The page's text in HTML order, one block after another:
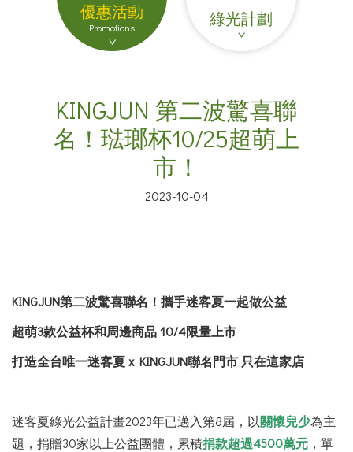
優惠活動
Promotions 綠光計劃
KINGJUN 第二波驚喜聯
名！琺瑯杯10/25超萌上
市！
2023-10-04
KINGJUN第二波驚喜聯名 ！攜手迷客夏一起做公益
超萌3款公益杯和周邊商品 10/4限量上市
打造全台唯一迷客夏 x KINGJUN聯名門市 只在這家店
迷客夏綠光公益計畫2023年已邁入第8屆，以關懷兒少為主
題，捐贈30家以上公益團體，累積捐款超過4500萬元 ，單